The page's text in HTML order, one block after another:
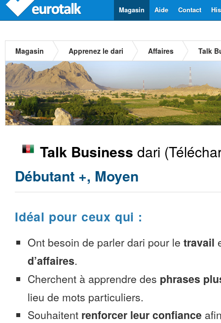
Contact
Aide
Magasin
Magasin Apprenez le dari Affaires Talk
Talk Business dari
Débutant +, Moyen
Idéal pour ceux qui :
Ont besoin de parler dari pour le travail
d’affaires.
Cherchent à apprendre des phrases
lieu de mots particuliers.
Souhaitent renforcer leur confiance